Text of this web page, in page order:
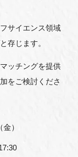
サイエンス領域
存じます。
ッチングを提供
をご検討くださ
）